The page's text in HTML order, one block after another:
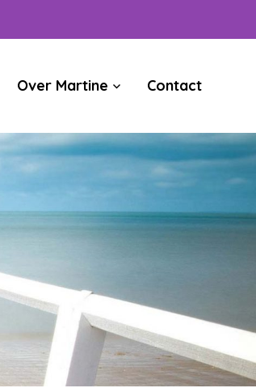
Over Martine Contact